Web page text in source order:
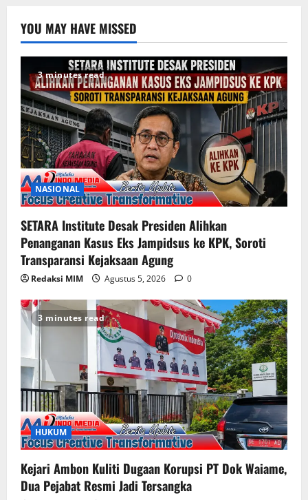
YOU MAY HAVE MISSED
3 minutes read
NASIONAL
SETARA Institute Desak Presiden Alihkan
Penanganan Kasus Eks Jampidsus ke KPK, Soroti
Transparansi Kejaksaan Agung
Redaksi MIM Agustus 5, 2026 0
3 minutes read
HUKUM
Kejari Ambon Kuliti Dugaan Korupsi PT Dok Waiame,
Dua Pejabat Resmi Jadi Tersangka